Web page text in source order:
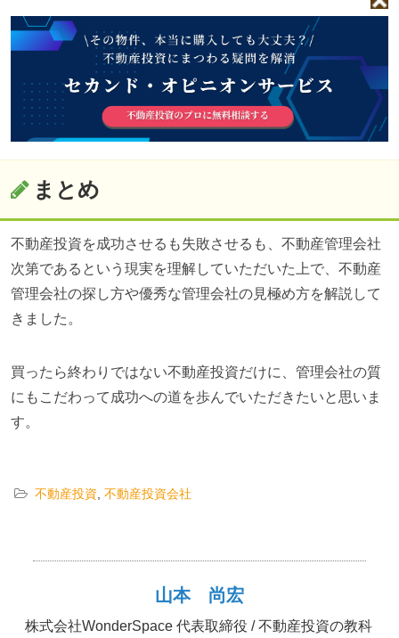
まとめ
不動産投資を成功させるも失敗させるも、不動産管理会社
次第であるという現実を理解していただいた上で、不動産
管理会社の探し方や優秀な管理会社の見極め方を解説して
きました。
買ったら終わりではない不動産投資だけに、管理会社の質
にもこだわって成功への道を歩んでいただきたいと思いま
す。
不動産投資 不動産投資会社
山本 尚宏
株式会社WonderSpace 代表取締役 / 不動産投資の教科